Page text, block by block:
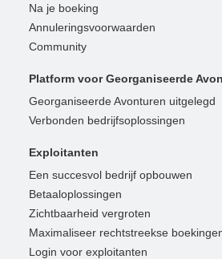
Na je boeking
Annuleringsvoorwaarden
Community
Platform voor Georganiseerde
Georganiseerde Avonturen uitgelegd
Verbonden bedrijfsoplossingen
Exploitanten
Een succesvol bedrijf opbouwen
Betaaloplossingen
Zichtbaarheid vergroten
Maximaliseer rechtstreekse
Login voor exploitanten